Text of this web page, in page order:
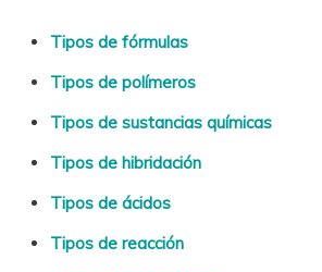
Tipos de fórmulas
Tipos de polímeros
Tipos de sustancias químicas
Tipos de hibridación
Tipos de ácidos
Tipos de reacción